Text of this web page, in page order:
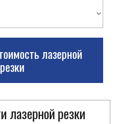
лазерной
резки
лазерной резки